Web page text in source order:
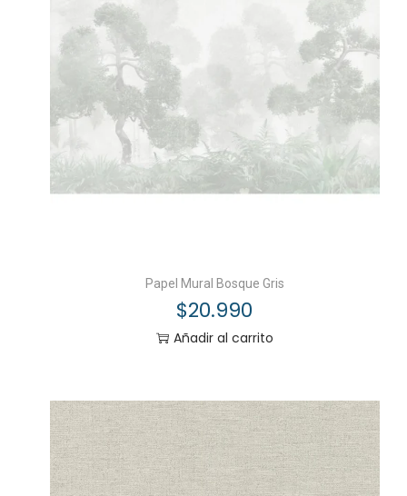
Papel Mural Bosque Gris
$20.990
Añadir al carrito